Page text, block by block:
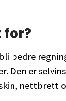
bedre
Den er
nettbrett